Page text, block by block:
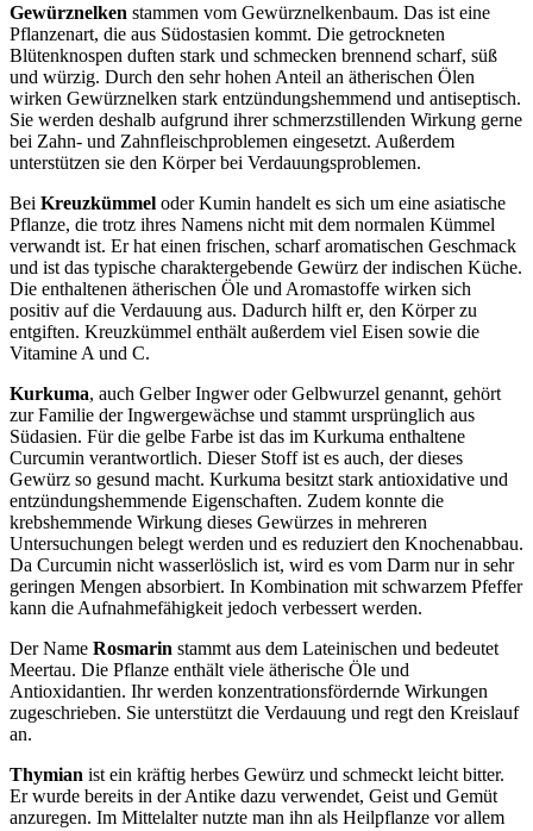
Gewürznelken stammen vom Gewürznelkenbaum. Das ist eine
Pflanzenart, die aus Südostasien kommt. Die getrockneten
Blütenknospen duften stark und schmecken brennend scharf, süß
und würzig. Durch den sehr hohen Anteil an ätherischen Ölen
wirken Gewürznelken stark entzündungshemmend und antiseptisch.
Sie werden deshalb aufgrund ihrer schmerzstillenden Wirkung gerne
bei Zahn- und Zahnfleischproblemen eingesetzt. Außerdem
unterstützen sie den Körper bei Verdauungsproblemen.
Bei Kreuzkümmel oder Kumin handelt es sich um eine asiatische
Pflanze, die trotz ihres Namens nicht mit dem normalen Kümmel
verwandt ist. Er hat einen frischen, scharf aromatischen Geschmack
und ist das typische charaktergebende Gewürz der indischen Küche.
Die enthaltenen ätherischen Öle und Aromastoffe wirken sich
positiv auf die Verdauung aus. Dadurch hilft er, den Körper zu
entgiften. Kreuzkümmel enthält außerdem viel Eisen sowie die
Vitamine A und C.
Kurkuma, auch Gelber Ingwer oder Gelbwurzel genannt, gehört
zur Familie der Ingwergewächse und stammt ursprünglich aus
Südasien. Für die gelbe Farbe ist das im Kurkuma enthaltene
Curcumin verantwortlich. Dieser Stoff ist es auch, der dieses
Gewürz so gesund macht. Kurkuma besitzt stark antioxidative und
entzündungshemmende Eigenschaften. Zudem konnte die
krebshemmende Wirkung dieses Gewürzes in mehreren
Untersuchungen belegt werden und es reduziert den Knochenabbau.
Da Curcumin nicht wasserlöslich ist, wird es vom Darm nur in sehr
geringen Mengen absorbiert. In Kombination mit schwarzem Pfeffer
kann die Aufnahmefähigkeit jedoch verbessert werden.
Der Name Rosmarin stammt aus dem Lateinischen und bedeutet
Meertau. Die Pflanze enthält viele ätherische Öle und
Antioxidantien. Ihr werden konzentrationsfördernde Wirkungen
zugeschrieben. Sie unterstützt die Verdauung und regt den Kreislauf
an.
Thymian ist ein kräftig herbes Gewürz und schmeckt leicht bitter.
Er wurde bereits in der Antike dazu verwendet, Geist und Gemüt
anzuregen. Im Mittelalter nutzte man ihn als Heilpflanze vor allem